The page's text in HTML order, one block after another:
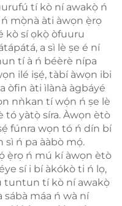
tí kò ní awakọ̀ ń
mọ̀nà àti àwọn ẹ̀rọ
kò sí ọkọ̀ òfuuru
a sì lè ṣe é ní
tí à ń béèrè nípa
ilé iṣẹ́, tàbí àwọn ibi
òfin àti ìlànà àgbáyé
nǹkan tí wọ́n ń ṣe lè
tó yàtọ̀ síra. Àwọn ètò
fúnra wọn tó ń dín bí
sì ń pa ààbò mọ́.
ẹ̀rọ ń mú kí àwọn ètò
sí i bí àkókò ti ń lọ,
tuntun tí kò ní awakọ̀
sábà máa ń wà ní